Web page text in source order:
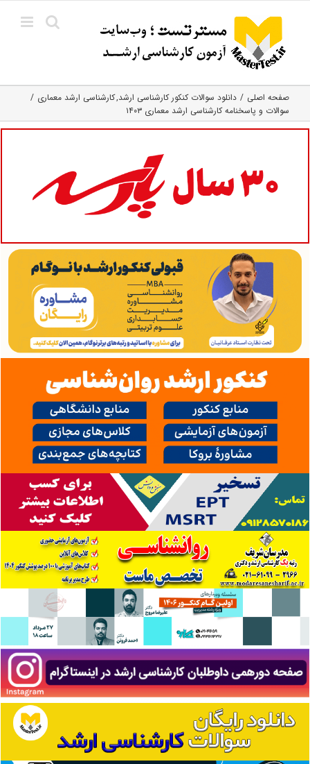
content
صفحه اصلی دانلود سوالات کنکور کارشناسی ارشد کارشناسی ارشد معماری
سوالات و پاسخنامه کارشناسی ارشد معماری ۱۴۰۳